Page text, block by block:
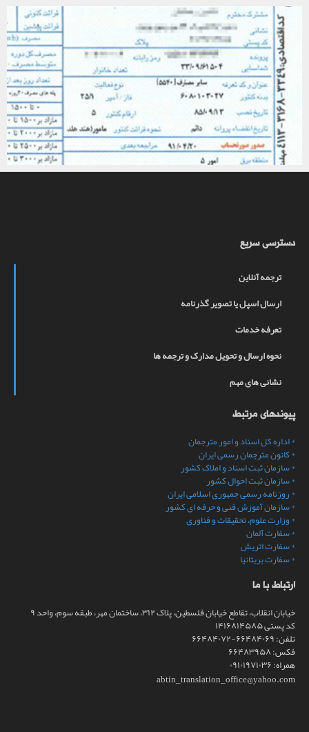
دسترسی سریع
ترجمه آنلاین
ارسال اسپل یا تصویر گذرنامه
تعرفه خدمات
نحوه ارسال و تحویل مدارک و ترجمه ها
نشانی های مهم
پیوندهای مرتبط
* اداره کل اسناد و امور مترجمان
* کانون مترجمان رسمی ایران
* سازمان ثبت اسناد و املاک کشور
* سازمان ثبت احوال کشور
* روزنامه رسمی جمهوری اسلامی ایران
* سازمان آموزش فنی و حرفه ای کشور
* وزارت علوم، تحقیقات و فناوری
* سفارت آلمان
* سفارت اتریش
* سفارت بریتانیا
ارتباط با ما
خيابان انقلاب، تقاطع خیابان فلسطین، پلاک ۳۱۲، ساختمان مهر، طبقه سوم، واحد ۹
کد پستی ۱۴۱۶۸۱۴۵۸۵
تلفن: ۶۶۴۸۴۰۶۹-۶۶۴۸۴۰۷۲
فکس: ۶۶۴۸۳۹۵۸
همراه: ۰۹۱۰۱۹۷۱۰۳۶
abtin_translation_office@yahoo.com